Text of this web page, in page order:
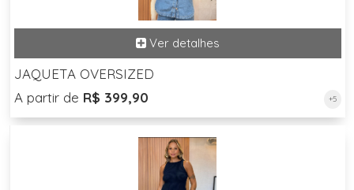
JAQUETA OVERSIZED
A partir de R$ 399,90 +5